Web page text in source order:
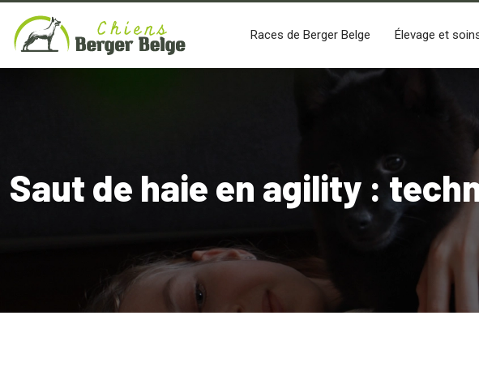
Races de Berger Belge Élevage et
Saut de haie en agility :